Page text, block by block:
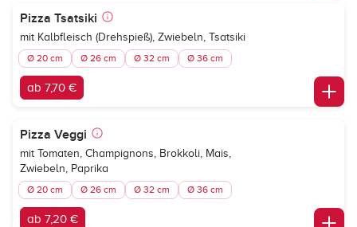
Pizza Tsatsiki
mit Kalbfleisch (Drehspieß), Zwiebeln, Tsatsiki
Ø 20 cm Ø 26 cm Ø 32 cm Ø 36 cm
ab 7,70 €
Pizza Veggi
mit Tomaten, Champignons, Brokkoli, Mais,
Zwiebeln, Paprika
Ø 20 cm Ø 26 cm Ø 32 cm Ø 36 cm
ab 7,20 €